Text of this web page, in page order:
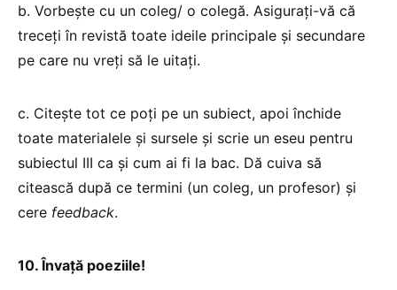
b. Vorbeşte cu un coleg/ o colegă. Asiguraţi-vă că
treceţi în revistă toate ideile principale şi secundare
pe care nu vreţi să le uitaţi.
c. Citeşte tot ce poţi pe un subiect, apoi închide
toate materialele şi sursele şi scrie un eseu pentru
subiectul III ca şi cum ai fi la bac. Dă cuiva să
citească după ce termini (un coleg, un profesor) şi
cere feedback.
10. Învaţă poeziile!